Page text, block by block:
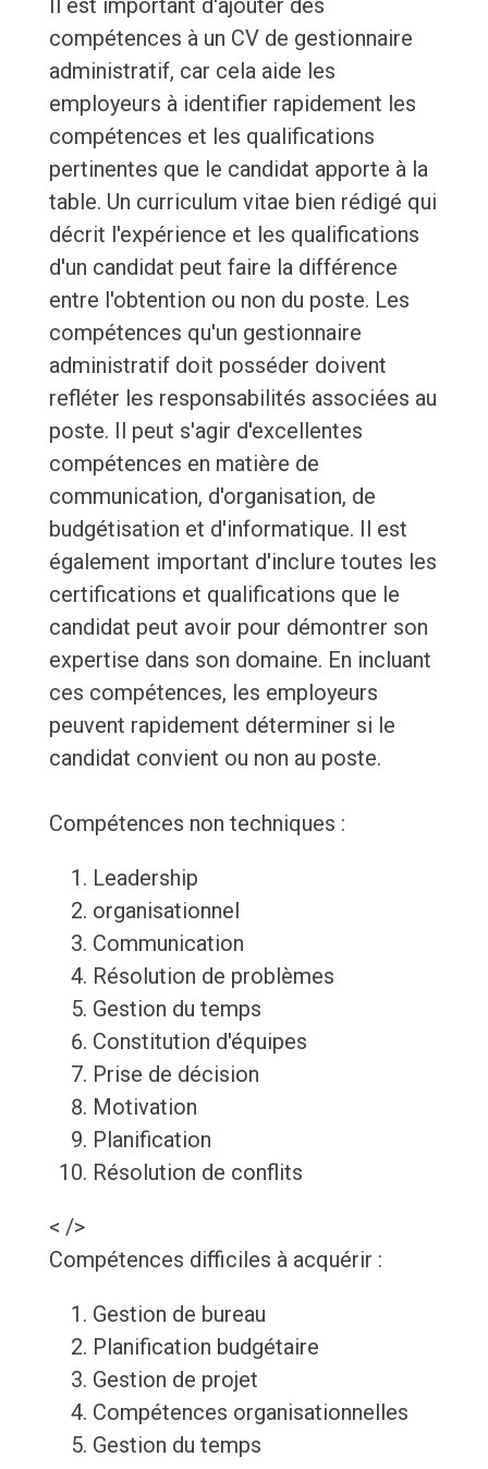
Il est important d'ajouter des
compétences à un CV de gestionnaire
administratif, car cela aide les
employeurs à identifier rapidement les
compétences et les qualifications
pertinentes que le candidat apporte à la
table. Un curriculum vitae bien rédigé qui
décrit l'expérience et les qualifications
d'un candidat peut faire la différence
entre l'obtention ou non du poste. Les
compétences qu'un gestionnaire
administratif doit posséder doivent
refléter les responsabilités associées au
poste. Il peut s'agir d'excellentes
compétences en matière de
communication, d'organisation, de
budgétisation et d'informatique. Il est
également important d'inclure toutes les
certifications et qualifications que le
candidat peut avoir pour démontrer son
expertise dans son domaine. En incluant
ces compétences, les employeurs
peuvent rapidement déterminer si le
candidat convient ou non au poste.
Compétences non techniques :
Leadership
organisationnel
Communication
Résolution de problèmes
Gestion du temps
Constitution d'équipes
Prise de décision
Motivation
Planification
Résolution de conflits
< />
Compétences difficiles à acquérir :
Gestion de bureau
Planification budgétaire
Gestion de projet
Compétences organisationnelles
Gestion du temps